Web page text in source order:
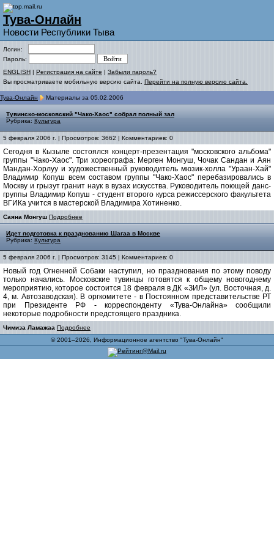
Тува-Онлайн
Новости Республики Тыва
Логин:
Пароль:
ENGLISH | Регистрация на сайте | Забыли пароль?
Вы просматриваете мобильную версию сайта. Перейти на полную версию сайта.
Тува-Онлайн Материалы за 05.02.2006
Тувинско-московский "Чако-Хаос" собрал полный зал
Рубрика: Культура
5 февраля 2006 г. | Просмотров: 3662 | Комментариев: 0
Сегодня в Кызыле состоялся концерт-презентация "московского альбома"
группы "Чако-Хаос". Три хореографа: Мерген Монгуш, Чочак Сандан и Аян
Мандан-Хорлуу и художественный руководитель мюзик-холла "Ураан-Хай"
Владимир Копуш всем составом группы "Чако-Хаос" перебазировались в
Москву и грызут гранит наук в вузах искусства. Руководитель поющей данс-
группы Владимир Копуш - студент второго курса режиссерского факультета
ВГИКа учится в мастерской Владимира Хотиненко.
Саяна Монгуш Подробнее
Идет подготовка к празднованию Шагаа в Москве
Рубрика: Культура
5 февраля 2006 г. | Просмотров: 3145 | Комментариев: 0
Новый год Огненной Собаки наступил, но празднования по этому поводу
только начались. Московские тувинцы готовятся к общему новогоднему
мероприятию, которое состоится 18 февраля в ДК «ЗИЛ» (ул. Восточная, д.
4, м. Автозаводская). В оргкомитете - в Постоянном представительстве РТ
при Президенте РФ - корреспонденту «Тува-Онлайна» сообщили
некоторые подробности предстоящего праздника.
Чимиза Ламажаа Подробнее
© 2001–2026, Информационное агентство "Тува-Онлайн"